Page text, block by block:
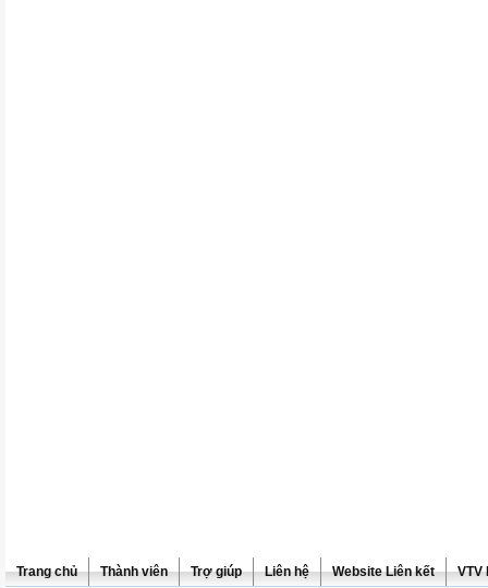
Trang chủ Thành viên Trợ giúp Liên hệ Website Liên kết VTV